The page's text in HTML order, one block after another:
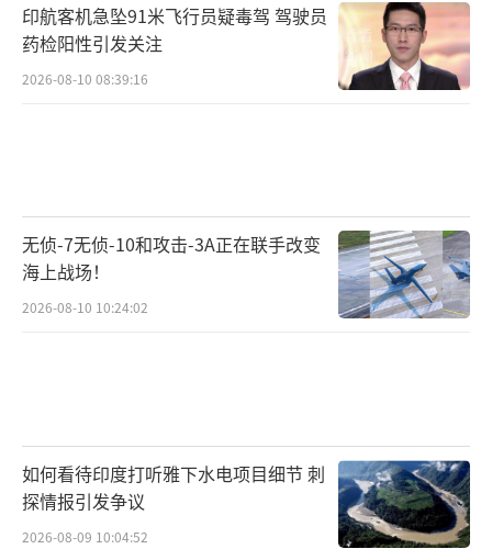
印航客机急坠91米飞行员疑毒驾 驾驶员
药检阳性引发关注
2026-08-10 08:39:16
无侦-7无侦-10和攻击-3A正在联手改变
海上战场！
2026-08-10 10:24:02
如何看待印度打听雅下水电项目细节 刺
探情报引发争议
2026-08-09 10:04:52